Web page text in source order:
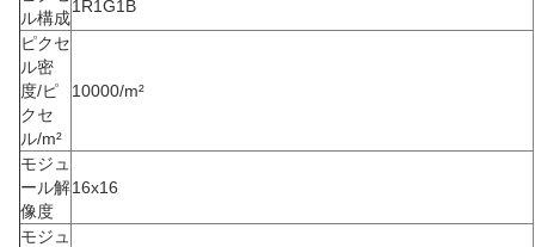
ル構成
1R1G1B
ピクセ
ル密
度/ピ
クセ
ル/m²
10000/m²
モジュ
ール解
像度
16x16
モジュ